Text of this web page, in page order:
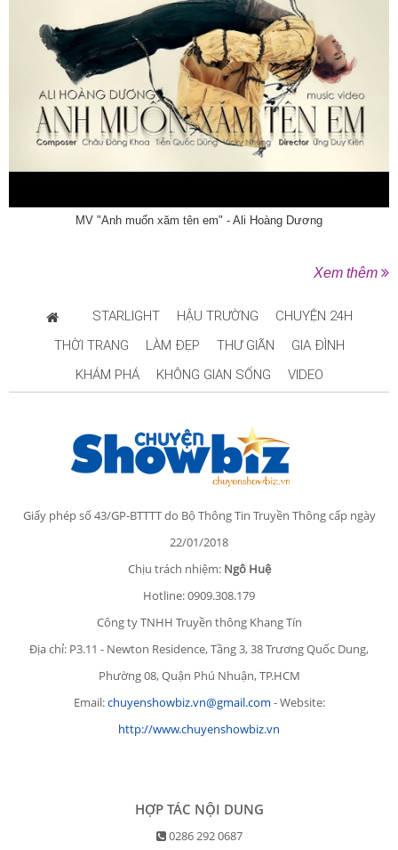
MV "Anh muốn xăm tên em" - Ali Hoàng Dương
Xem thêm
STARLIGHT HẬU TRƯỜNG
CHUYỆN 24H
THỜI TRANG
LÀM ĐẸP THƯ GIÃN
GIA ĐÌNH
KHÁM PHÁ
KHÔNG GIAN SỐNG VIDEO
Giấy phép số 43/GP-BTTTT do Bộ Thông Tin Truyền Thông cấp ngày
22/01/2018
Chịu trách nhiệm: Ngô Huệ
Hotline: 0909.308.179
Công ty TNHH Truyền thông Khang Tín
Địa chỉ: P3.11 - Newton Residence, Tầng 3, 38 Trương Quốc Dung,
Phường 08, Quận Phú Nhuận, TP.HCM
Email:chuyenshowbiz.vn@gmail.com - Website:
http://www.chuyenshowbiz.vn
HỢP TÁC NỘI DUNG
0286 292 0687